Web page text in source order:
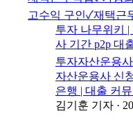
고수익 구인✓재택근
투자 나무위키
사 기간 p2p 대
투자자산운용
자산운용사 신
은행 | 대출 커뮤
김기훈 기자 ·